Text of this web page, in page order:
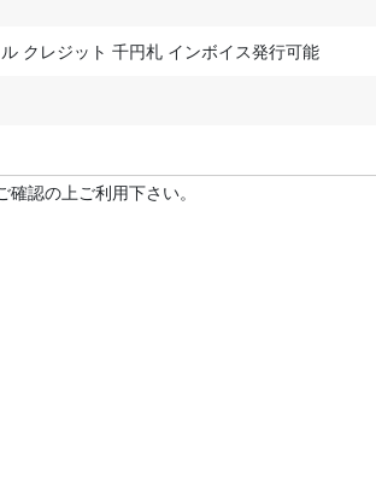
クレジット 千円札 インボイス発行可能
認の上ご利用下さい。